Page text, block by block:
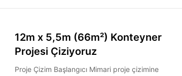
12m x 5,5m (66m²) Konteyner
Projesi Çiziyoruz
Proje Çizim Başlangıcı Mimari proje çizimine